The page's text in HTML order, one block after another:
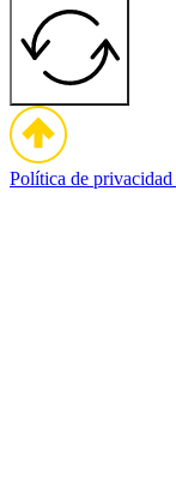
Política de privacidad